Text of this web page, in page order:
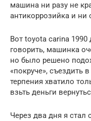
машина ни разу не
антикоррозийка и ни
Вот toyota carina
говорить, машинка
но было решено
«покруче», съездить
терпения хватило
взьть деньги
Через два дня я